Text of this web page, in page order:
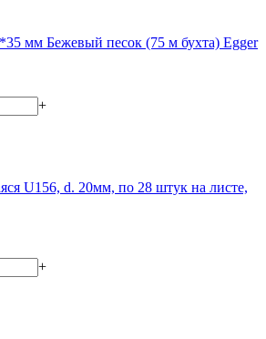
мм Бежевый песок (75 м бухта) Egger
+
U156, d. 20мм, по 28 штук на листе,
+